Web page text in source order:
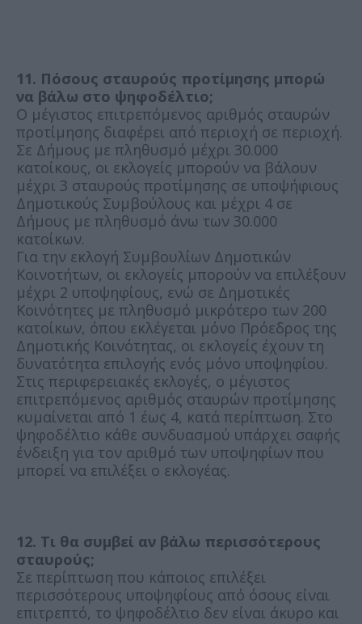
11. Πόσους σταυρούς προτίμησης μπορώ
να βάλω στο ψηφοδέλτιο;
Ο μέγιστος επιτρεπόμενος αριθμός σταυρών
προτίμησης διαφέρει από περιοχή σε περιοχή.
Σε Δήμους με πληθυσμό μέχρι 30.000
κατοίκους, οι εκλογείς μπορούν να βάλουν
μέχρι 3 σταυρούς προτίμησης σε υποψήφιους
Δημοτικούς Συμβούλους και μέχρι 4 σε
Δήμους με πληθυσμό άνω των 30.000
κατοίκων.
Για την εκλογή Συμβουλίων Δημοτικών
Κοινοτήτων, οι εκλογείς μπορούν να επιλέξουν
μέχρι 2 υποψηφίους, ενώ σε Δημοτικές
Κοινότητες με πληθυσμό μικρότερο των 200
κατοίκων, όπου εκλέγεται μόνο Πρόεδρος της
Δημοτικής Κοινότητας, οι εκλογείς έχουν τη
δυνατότητα επιλογής ενός μόνο υποψηφίου.
Στις περιφερειακές εκλογές, ο μέγιστος
επιτρεπόμενος αριθμός σταυρών προτίμησης
κυμαίνεται από 1 έως 4, κατά περίπτωση. Στο
ψηφοδέλτιο κάθε συνδυασμού υπάρχει σαφής
ένδειξη για τον αριθμό των υποψηφίων που
μπορεί να επιλέξει ο εκλογέας.
12. Τι θα συμβεί αν βάλω περισσότερους
σταυρούς;
Σε περίπτωση που κάποιος επιλέξει
περισσότερους υποψηφίους από όσους είναι
επιτρεπτό, το ψηφοδέλτιο δεν είναι άκυρο και